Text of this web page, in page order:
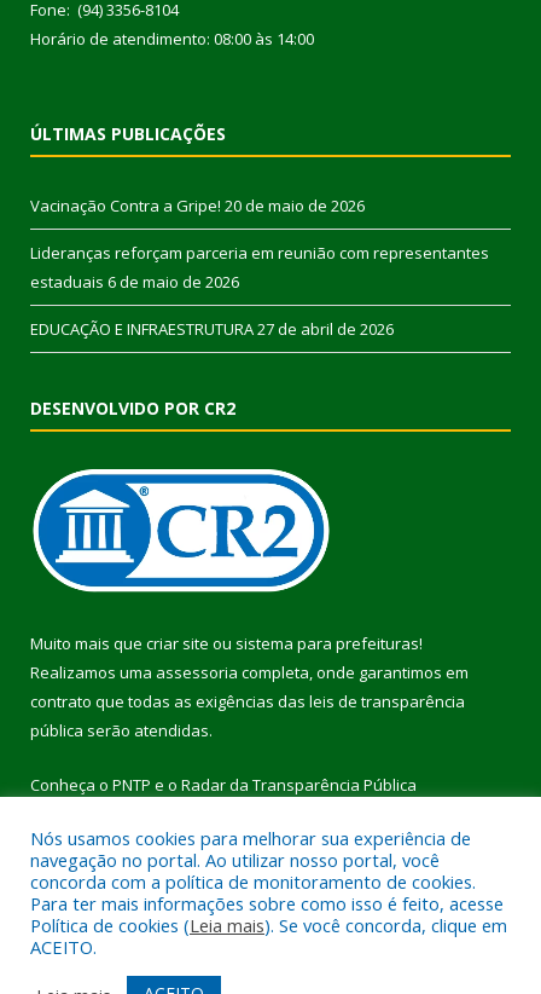
Fone: (94) 3356-8104
Horário de atendimento: 08:00 às 14:00
ÚLTIMAS PUBLICAÇÕES
Vacinação Contra a Gripe! 20 de maio de 2026
Lideranças reforçam parceria em reunião com representantes
estaduais 6 de maio de 2026
EDUCAÇÃO E INFRAESTRUTURA27 de abril de 2026
DESENVOLVIDO POR CR2
Muito mais que criar site ou sistema para prefeituras!
Realizamos uma assessoria completa, onde garantimos em
contrato que todas as exigências das leis de transparência
pública serão atendidas.
Conheça o PNTP e o Radar da Transparência Pública
Todos os direitos reservados a Prefeitura Municipal de Pau
D’Arco.
Nós usamos cookies para melhorar sua experiência de
navegação no portal. Ao utilizar nosso portal, você
concorda com a política de monitoramento de cookies.
Para ter mais informações sobre como isso é feito, acesse
Política de cookies (Leia mais). Se você concorda, clique em
ACEITO.